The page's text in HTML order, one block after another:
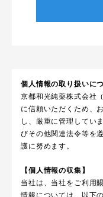
個人情報の取り扱いに
京都和光純薬株式会社
に信頼いただくため、
し、厳重に管理してい
びその他関連法令等を
護に努めます。
【個人情報の収集】
当社は、当社をご利用
情報については、以下